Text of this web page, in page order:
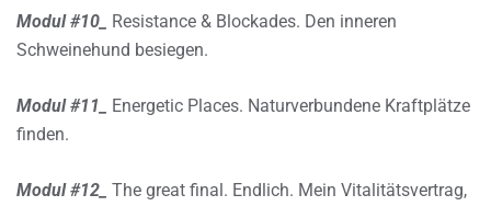
Modul #10_
Resistance & Blockades. Den inneren
Schweinehund besiegen.
Modul #11_
Energetic Places. Naturverbundene Kraftplätze
finden.
Modul #12_ The great final. Endlich. Mein Vitalitätsvertrag,